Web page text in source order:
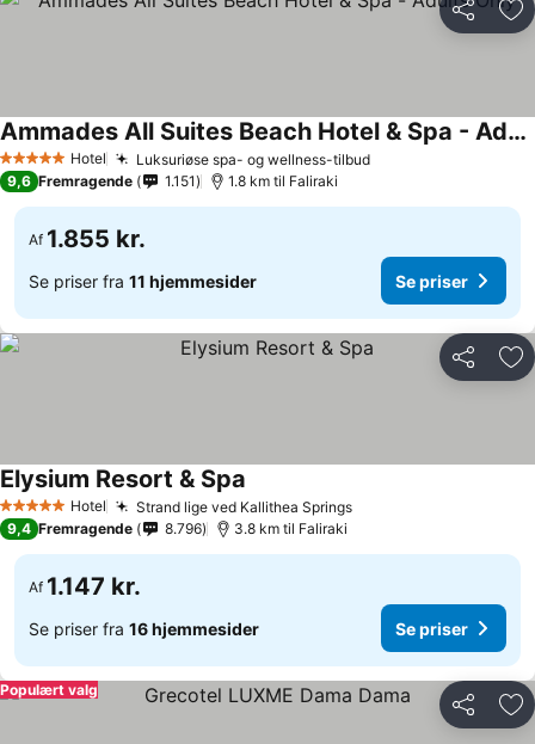
Del
5 Stjerner Hotel Luksuriøse spa- og wellness-tilbud
Ammades All Suites Beach Hotel & Spa - Adults Only
9,6 Fremragende 1.151 1.8 km til Faliraki
Af 1.855 kr.
Se priser fra 11 hjemmesider Se priser
Del
5 Stjerner Hotel Strand lige ved Kallithea Springs
Elysium Resort & Spa
9,4 Fremragende 8.796 3.8 km til Faliraki
Af 1.147 kr.
Se priser fra 16 hjemmesider Se priser
Del
Populært valg